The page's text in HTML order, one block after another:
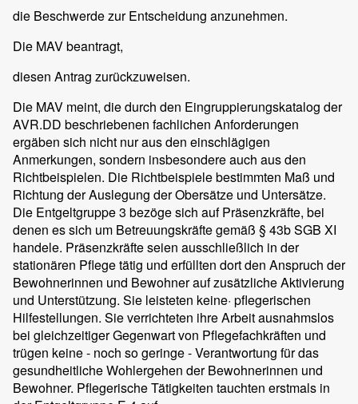
die Beschwerde zur Entscheidung anzunehmen.
Die MAV beantragt,
diesen Antrag zurückzuweisen.
Die MAV meint, die durch den Eingruppierungskatalog der
AVR.DD beschriebenen fachlichen Anforderungen
ergäben sich nicht nur aus den einschlägigen
Anmerkungen, sondern insbesondere auch aus den
Richtbeispielen. Die Richtbeispiele bestimmten Maß und
Richtung der Auslegung der Obersätze und Untersätze.
Die Entgeltgruppe 3 bezöge sich auf Präsenzkräfte, bei
denen es sich um Betreuungskräfte gemäß § 43b SGB XI
handele. Präsenzkräfte seien ausschließlich in der
stationären Pflege tätig und erfüllten dort den Anspruch der
Bewohnerinnen und Bewohner auf zusätzliche Aktivierung
und Unterstützung. Sie leisteten keine· pflegerischen
Hilfestellungen. Sie verrichteten ihre Arbeit ausnahmslos
bei gleichzeitiger Gegenwart von Pflegefachkräften und
trügen keine - noch so geringe - Verantwortung für das
gesundheitliche Wohlergehen der Bewohnerinnen und
Bewohner. Pflegerische Tätigkeiten tauchten erstmals in